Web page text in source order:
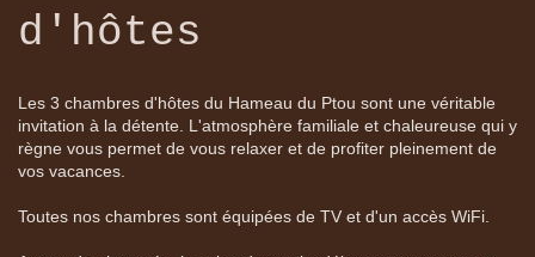
d'hôtes
Les 3 chambres d'hôtes du Hameau du Ptou sont une véritable
invitation à la détente. L'atmosphère familiale et chaleureuse qui y
règne vous permet de vous relaxer et de profiter pleinement de
vos vacances.
Toutes nos chambres sont équipées de TV et d'un accès WiFi.